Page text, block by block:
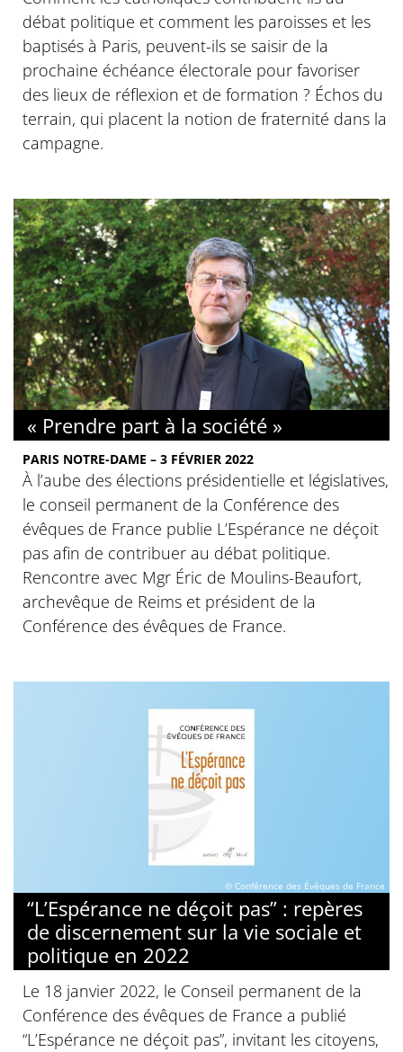
débat politique et comment les paroisses et les
baptisés à Paris, peuvent-ils se saisir de la
prochaine échéance électorale pour favoriser
des lieux de réflexion et de formation ? Échos du
terrain, qui placent la notion de fraternité dans la
campagne.
« Prendre part à la société »
PARIS NOTRE-DAME – 3 FÉVRIER 2022
À l’aube des élections présidentielle et législatives,
le conseil permanent de la Conférence des
évêques de France publie L’Espérance ne déçoit
pas afin de contribuer au débat politique.
Rencontre avec Mgr Éric de Moulins-Beaufort,
archevêque de Reims et président de la
Conférence des évêques de France.
© Conférence des Évêques de France
“L’Espérance ne déçoit pas” : repères
de discernement sur la vie sociale et
politique en 2022
Le 18 janvier 2022, le Conseil permanent de la
Conférence des évêques de France a publié
“L’Espérance ne déçoit pas”, invitant les citoyens,